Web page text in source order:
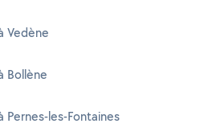
Vedène
Bollène
Pernes-les-Fontaines